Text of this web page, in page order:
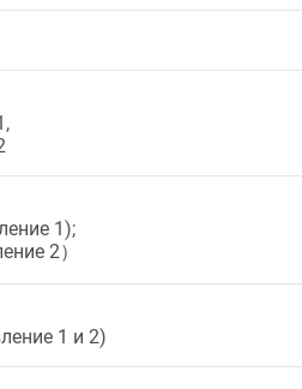
1);
2）
1 и 2)